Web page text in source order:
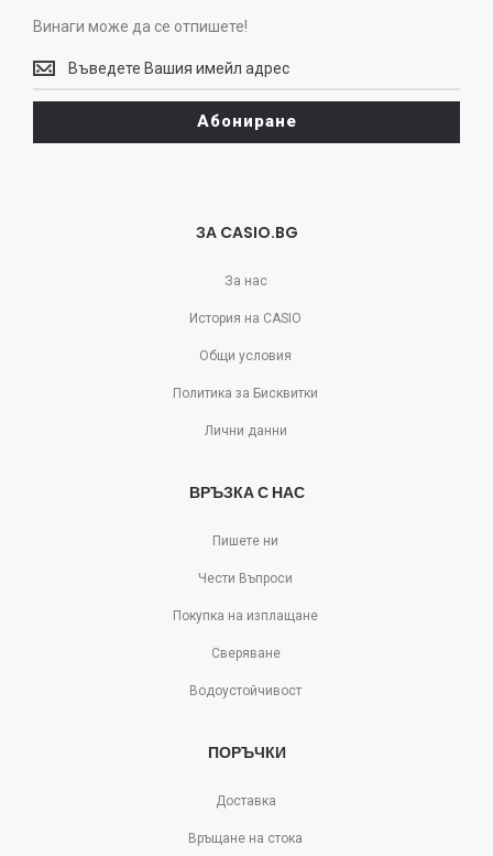
Винаги може да се отпишете!
Винаги
може
да
отпишете!
Абониране
ЗА CASIO.BG
За нас
История на CASIO
Общи условия
Политика за Бисквитки
Лични данни
ВРЪЗКА С НАС
Пишете ни
Чести Въпроси
Покупка на изплащане
Сверяване
Водоустойчивост
ПОРЪЧКИ
Доставка
Връщане на стока